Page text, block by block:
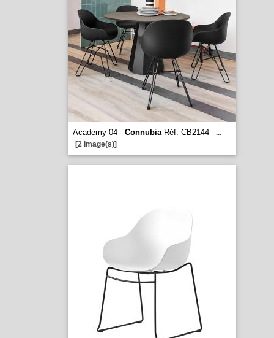
Academy 04 - ConnubiaRéf. CB2144
...
[2 image(s)]